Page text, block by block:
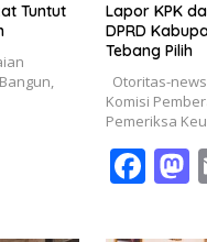
Tuntut
Lapor KPK
DPRD
Tebang Pilih
Otoritas-
Komisi
Pemeriksa
F